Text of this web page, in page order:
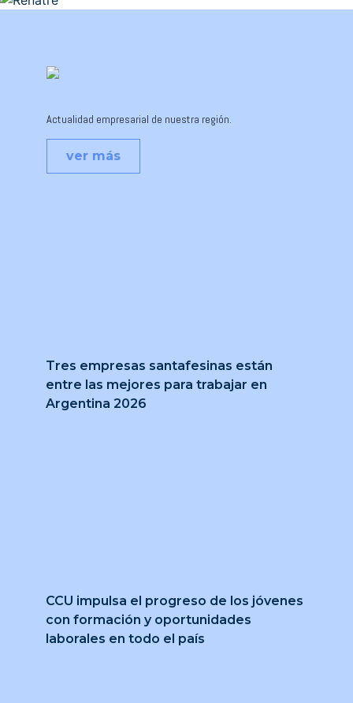
Tres empresas santafesinas están
entre las mejores para trabajar en
Argentina 2026
CCU impulsa el progreso de los jóvenes
con formación y oportunidades
laborales en todo el país
Actualidad empresarial de nuestra región.
ver más